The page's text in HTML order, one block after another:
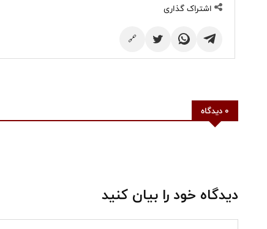
اشتراک گذاری
🔗
0 دیدگاه
دیدگاه خود را بیان کنید